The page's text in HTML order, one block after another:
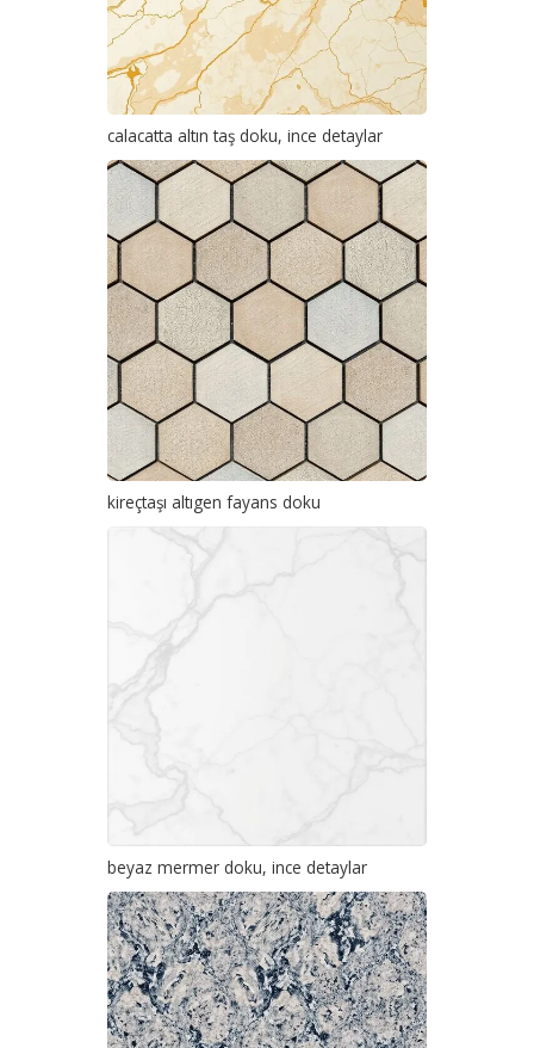
calacatta altın taş doku, ince detaylar
kireçtaşı altıgen fayans doku
beyaz mermer doku, ince detaylar